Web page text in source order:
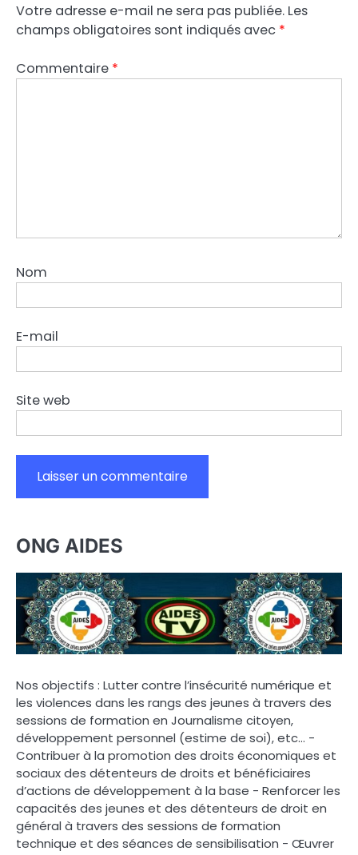
Votre adresse e-mail ne sera pas publiée. Les
champs obligatoires sont indiqués avec *
Commentaire *
Nom
E-mail
Site web
ONG AIDES
Nos objectifs : Lutter contre l’insécurité numérique et
les violences dans les rangs des jeunes à travers des
sessions de formation en Journalisme citoyen,
développement personnel (estime de soi), etc… -
Contribuer à la promotion des droits économiques et
sociaux des détenteurs de droits et bénéficiaires
d’actions de développement à la base - Renforcer les
capacités des jeunes et des détenteurs de droit en
général à travers des sessions de formation
technique et des séances de sensibilisation - Œuvrer